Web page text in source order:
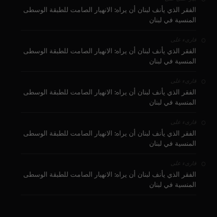
الفقر الذي يأنف لبنان أن يراه: الانهيار الصامت للطبقة الوسطى
المنسية في لبنان
قارىء على
الفقر الذي يأنف لبنان أن يراه: الانهيار الصامت للطبقة الوسطى
المنسية في لبنان
قارىء على
الفقر الذي يأنف لبنان أن يراه: الانهيار الصامت للطبقة الوسطى
المنسية في لبنان
قارىء على
الفقر الذي يأنف لبنان أن يراه: الانهيار الصامت للطبقة الوسطى
المنسية في لبنان
قارىء على
الفقر الذي يأنف لبنان أن يراه: الانهيار الصامت للطبقة الوسطى
المنسية في لبنان